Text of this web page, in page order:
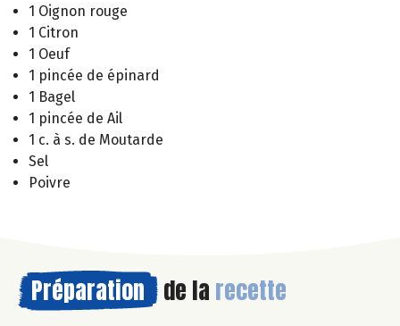
1 Oignon rouge
1 Citron
1 Oeuf
1 pincée de épinard
1 Bagel
1 pincée de Ail
1 c. à s. de Moutarde
Sel
Poivre
Préparation de la recette